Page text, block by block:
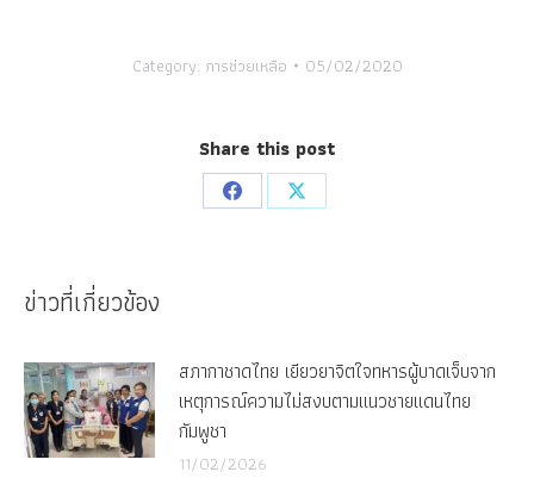
Category: การช่วยเหลือ 05/02/2020
Share this post
Share
Share
ข่าวที่เกี่ยวข้อง
สภากาชาดไทย เยียวยาจิตใจทหารผู้บาดเจ็บจาก
เหตุการณ์ความไม่สงบตามแนวชายแดนไทย
กัมพูชา
11/02/2026